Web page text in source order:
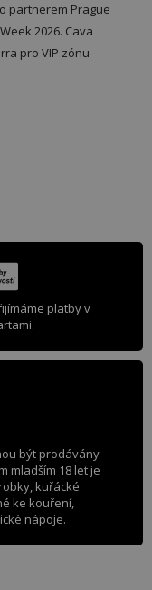
partnerem Prague
2026. Cava
pro VIP zónu
platby v
být prodávány
mladším 18 let je
kuřácké
ke kouření,
nápoje.